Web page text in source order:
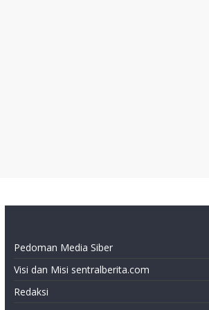
Pedoman Media Siber
Visi dan Misi sentralberita.com
Redaksi